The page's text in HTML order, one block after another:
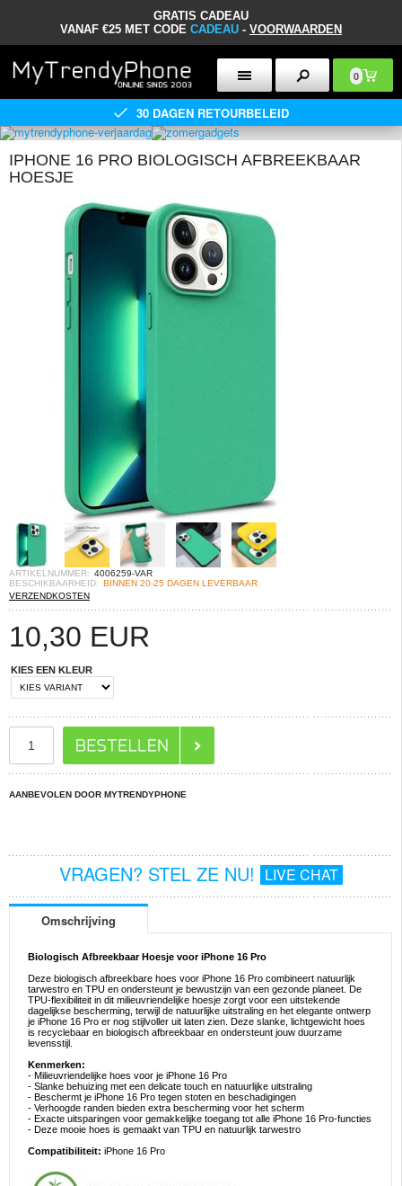
GRATIS CADEAU
VANAF €25 MET CODE CADEAU - VOORWAARDEN
0
30 DAGEN RETOURBELEID
IPHONE 16 PRO BIOLOGISCH AFBREEKBAAR
HOESJE
ARTIKELNUMMER: 4006259-VAR
BESCHIKBAARHEID: BINNEN 20-25 DAGEN LEVERBAAR
VERZENDKOSTEN
10,30 EUR
KIES EEN KLEUR
AANBEVOLEN DOOR MYTRENDYPHONE
VRAGEN? STEL ZE NU! LIVE CHAT
Omschrijving
Biologisch Afbreekbaar Hoesje voor iPhone 16 Pro
Deze biologisch afbreekbare hoes voor iPhone 16 Pro combineert natuurlijk
tarwestro en TPU en ondersteunt je bewustzijn van een gezonde planeet. De
TPU-flexibiliteit in dit milieuvriendelijke hoesje zorgt voor een uitstekende
dagelijkse bescherming, terwijl de natuurlijke uitstraling en het elegante ontwerp
je iPhone 16 Pro er nog stijlvoller uit laten zien. Deze slanke, lichtgewicht hoes
is recyclebaar en biologisch afbreekbaar en ondersteunt jouw duurzame
levensstijl.
Kenmerken:
- Milieuvriendelijke hoes voor je iPhone 16 Pro
- Slanke behuizing met een delicate touch en natuurlijke uitstraling
- Beschermt je iPhone 16 Pro tegen stoten en beschadigingen
- Verhoogde randen bieden extra bescherming voor het scherm
- Exacte uitsparingen voor gemakkelijke toegang tot alle iPhone 16 Pro-functies
- Deze mooie hoes is gemaakt van TPU en natuurlijk tarwestro
Compatibiliteit: iPhone 16 Pro